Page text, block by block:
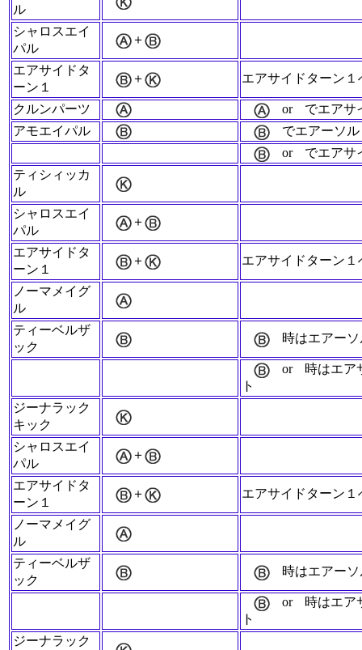
ル
シャロスエイ
パル
＋
エアサイドタ
ーン１
＋ エアサイドターン１
クルンパーツ or
でエアサ
アモエイパル
でエアーソ
or
でエアサ
ティシィッカ
ル
シャロスエイ
パル
＋
エアサイドタ
ーン１
＋ エアサイドターン１
ノーマメイグ
ル
ティーベルザ
ック
時はエアー
or
時はエア
ト
ジーナラック
キック
シャロスエイ
パル
＋
エアサイドタ
ーン１
＋ エアサイドターン１
ノーマメイグ
ル
ティーベルザ
ック
時はエアー
or
時はエア
ト
ジーナラック